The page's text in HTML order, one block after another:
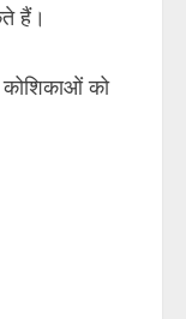
हैं।
कोशिकाओं को